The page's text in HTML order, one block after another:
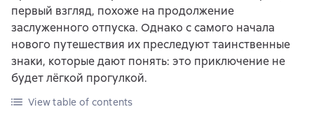
первый взгляд, похоже на продолжение
заслуженного отпуска. Однако с самого начала
нового путешествия их преследуют таинственные
знаки, которые дают понять: это приключение не
будет лёгкой прогулкой.
View table of contents